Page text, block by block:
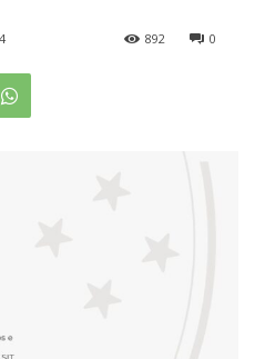
0
892